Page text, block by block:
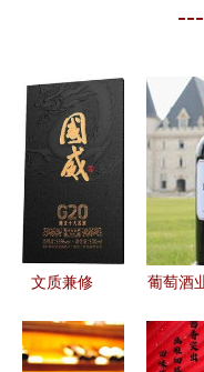
文质兼修
响下半年强
葡萄酒
王朝梅